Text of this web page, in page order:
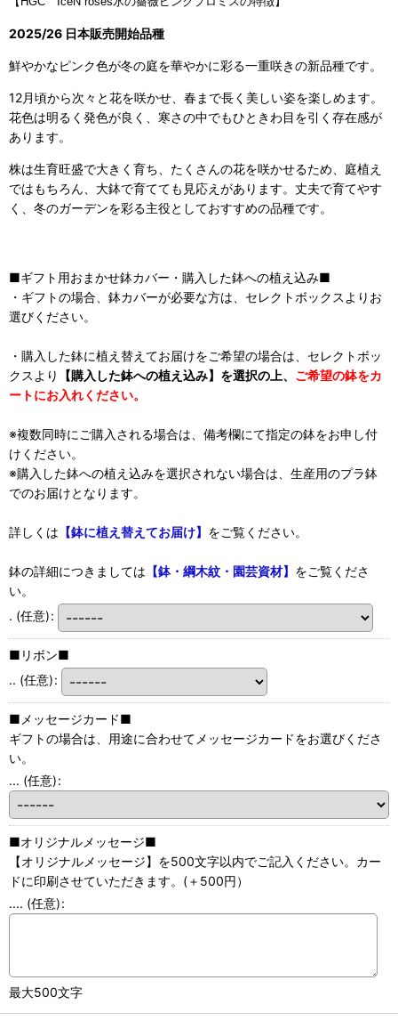
2025/26 日本販売開始品種
鮮やかなピンク色が冬の庭を華やかに彩る一重咲きの新品種です。
12月頃から次々と花を咲かせ、春まで長く美しい姿を楽しめます。
花色は明るく発色が良く、寒さの中でもひときわ目を引く存在感が
あります。
株は生育旺盛で大きく育ち、たくさんの花を咲かせるため、庭植え
ではもちろん、大鉢で育てても見応えがあります。丈夫で育てやす
く、冬のガーデンを彩る主役としておすすめの品種です。
■ギフト用おまかせ鉢カバー・購入した鉢への植え込み■
・ギフトの場合、鉢カバーが必要な方は、セレクトボックスよりお
選びください。
・購入した鉢に植え替えてお届けをご希望の場合は、セレクトボッ
クスより
【購入した鉢への植え込み】を選択の上、 ご希望の鉢をカ
ートにお入れください。
※複数同時にご購入される場合は、備考欄にて指定の鉢をお申し付
けください。
※購入した鉢への植え込みを選択されない場合は、生産用のプラ鉢
でのお届けとなります。
詳しくは 【鉢に植え替えてお届け】 をご覧ください。
鉢の詳細につきましては 【鉢・綱木紋・園芸資材】 をご覧くださ
い。
. (任意):
■リボン■
.. (任意):
■メッセージカード■
ギフトの場合は、用途に合わせてメッセージカードをお選びくださ
い。
... (任意):
■オリジナルメッセージ■
【オリジナルメッセージ】を500文字以内でご記入ください。カー
ドに印刷させていただきます。(＋500円）
.... (任意):
最大500文字